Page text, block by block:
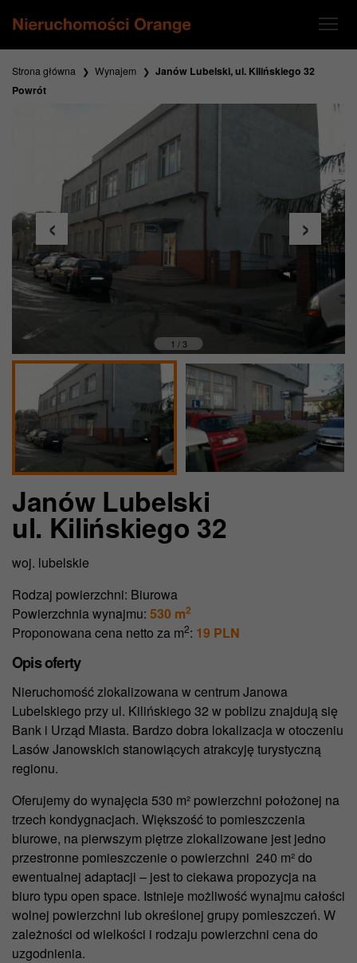
Strona główna Wynajem
Janów Lubelski, ul. Kilińskiego 32
Powrót
Janów Lubelski
ul. Kilińskiego 32
woj. lubelskie
Rodzaj powierzchni: Biurowa
Powierzchnia wynajmu: 530 m2
Proponowana cena netto za m2: 19 PLN
Opis oferty
Nieruchomość zlokalizowana w centrum Janowa
Lubelskiego przy ul. Kilińskiego 32 w poblizu znajdują się
Bank i Urząd Miasta. Bardzo dobra lokalizacja w otoczeniu
Lasów Janowskich stanowiących atrakcyję turystyczną
regionu.
Oferujemy do wynajęcia 530 m² powierzchni położonej na
trzech kondygnacjach. Większość to pomieszczenia
biurowe, na pierwszym piętrze zlokalizowane jest jedno
przestronne pomieszczenie o powierzchni 240 m² do
ewentualnej adaptacji – jest to ciekawa propozycja na
biuro typu open space. Istnieje możliwość wynajmu całości
wolnej powierzchni lub określonej grupy pomieszczeń. W
zależności od wielkości i rodzaju powierzchni cena do
uzgodnienia.
1 / 3